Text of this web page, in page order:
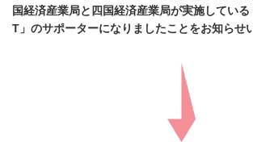
国経済産業局と四国経済産業局が実施してい
T」のサポーターになりましたことをお知らせ